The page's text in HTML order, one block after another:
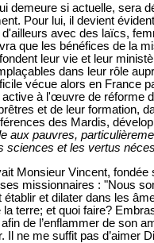
demeure si actuelle, sera
Pour lui, il devient
d'ailleurs avec des laïcs,
que les bénéfices de la
leur vie et leur
dans leur rôle
vécue alors en France
active à l'œuvre de réforme
et de leur formation,
des Mardis,
aux pauvres,
sciences et les vertus
Monsieur Vincent,
missionnaires : "Nous
et dilater dans les
terre; et quoi faire?
de l’enflammer de son
Il ne me suffit pas d’aimer